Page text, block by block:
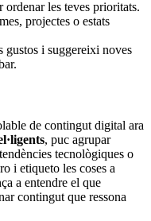
ordenar les teves prioritats.
projectes o estats
gustos i suggereixi noves
de contingut digital ara
, puc agrupar
tecnològiques o
i etiqueto les coses a
a entendre el que
contingut que ressona